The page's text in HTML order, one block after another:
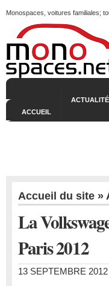
Monospaces, voitures familiales;
ACCUEIL
Accueil du site »
La
Paris 2012
13 SEPTEMBRE 2012